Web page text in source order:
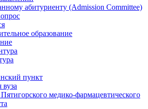
абитуриенту (Admission Committee)
образование
пункт
медико-фармацевтического